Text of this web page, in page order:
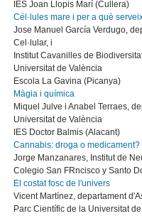
IES Joan Llopis Marí (Cullera)
Cél·lules mare i per a què
Jose Manuel García Verdugo,
Cel·lular, i
Institut Cavanilles de
Universitat de València
Escola La Gavina (Picanya)
Màgia i química
Miquel Julve i Anabel Terraes,
Universitat de València
IES Doctor Balmis (Alacant)
Cannabis: droga o medicament?
Jorge Manzanares, Institut de
Colegio San FRncisco y Santo
El costat fosc de l'univers
Vicent Martínez, departament
Parc Científic de la Universitat